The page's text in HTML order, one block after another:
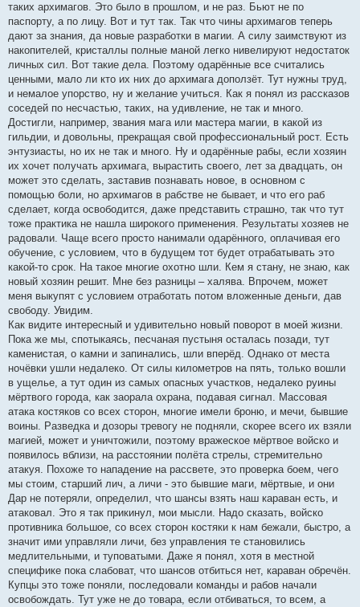
таких архимагов. Это было в прошлом, и не раз. Бьют не по
паспорту, а по лицу. Вот и тут так. Так что чины архимагов теперь
дают за знания, да новые разработки в магии. А силу заимствуют из
накопителей, кристаллы полные маной легко нивелируют недостаток
личных сил. Вот такие дела. Поэтому одарённые все считались
ценными, мало ли кто их них до архимага доползёт. Тут нужны труд,
и немалое упорство, ну и желание учиться. Как я понял из рассказов
соседей по несчастью, таких, на удивление, не так и много.
Достигли, например, звания мага или мастера магии, в какой из
гильдии, и довольны, прекращая свой профессиональный рост. Есть
энтузиасты, но их не так и много. Ну и одарённые рабы, если хозяин
их хочет получать архимага, вырастить своего, лет за двадцать, он
может это сделать, заставив познавать новое, в основном с
помощью боли, но архимагов в рабстве не бывает, и что его раб
сделает, когда освободится, даже представить страшно, так что тут
тоже практика не нашла широкого применения. Результаты хозяев не
радовали. Чаще всего просто нанимали одарённого, оплачивая его
обучение, с условием, что в будущем тот будет отрабатывать это
какой-то срок. На такое многие охотно шли. Кем я стану, не знаю, как
новый хозяин решит. Мне без разницы – халява. Впрочем, может
меня выкупят с условием отработать потом вложенные деньги, дав
свободу. Увидим.
Как видите интересный и удивительно новый поворот в моей жизни.
Пока же мы, спотыкаясь, песчаная пустыня осталась позади, тут
каменистая, о камни и запинались, шли вперёд. Однако от места
ночёвки ушли недалеко. От силы километров на пять, только вошли
в ущелье, а тут один из самых опасных участков, недалеко руины
мёртвого города, как заорала охрана, подавая сигнал. Массовая
атака костяков со всех сторон, многие имели броню, и мечи, бывшие
воины. Разведка и дозоры тревогу не подняли, скорее всего их взяли
магией, может и уничтожили, поэтому вражеское мёртвое войско и
появилось вблизи, на расстоянии полёта стрелы, стремительно
атакуя. Похоже то нападение на рассвете, это проверка боем, чего
мы стоим, старший лич, а личи - это бывшие маги, мёртвые, и они
Дар не потеряли, определил, что шансы взять наш караван есть, и
атаковал. Это я так прикинул, мои мысли. Надо сказать, войско
противника большое, со всех сторон костяки к нам бежали, быстро, а
значит ими управляли личи, без управления те становились
медлительными, и туповатыми. Даже я понял, хотя в местной
специфике пока слабоват, что шансов отбиться нет, караван обречён.
Купцы это тоже поняли, последовали команды и рабов начали
освобождать. Тут уже не до товара, если отбиваться, то всем, а